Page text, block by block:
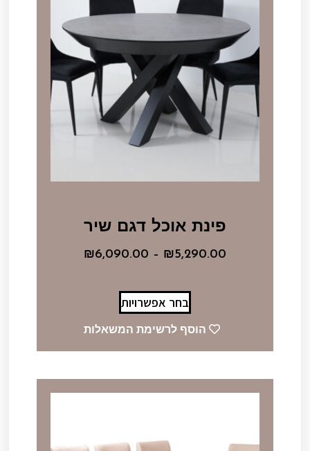
פינת אוכל דגם שיר
₪5,290.00
–
₪6,090.00
בחר אפשרויות
הוסף לרשימת המשאלות